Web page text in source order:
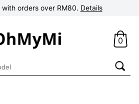
with orders over RM80. Details
0